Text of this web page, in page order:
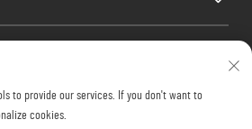
to provide our services. If you don't want to
cookies.